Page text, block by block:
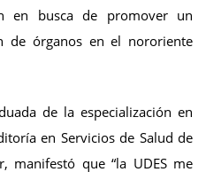
en busca de promover un
de órganos en el nororiente
de la especialización en
en Servicios de Salud de
manifestó que “la UDES me